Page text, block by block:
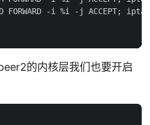
-i %i -j ACCEPT;
的内核层我们也要开启